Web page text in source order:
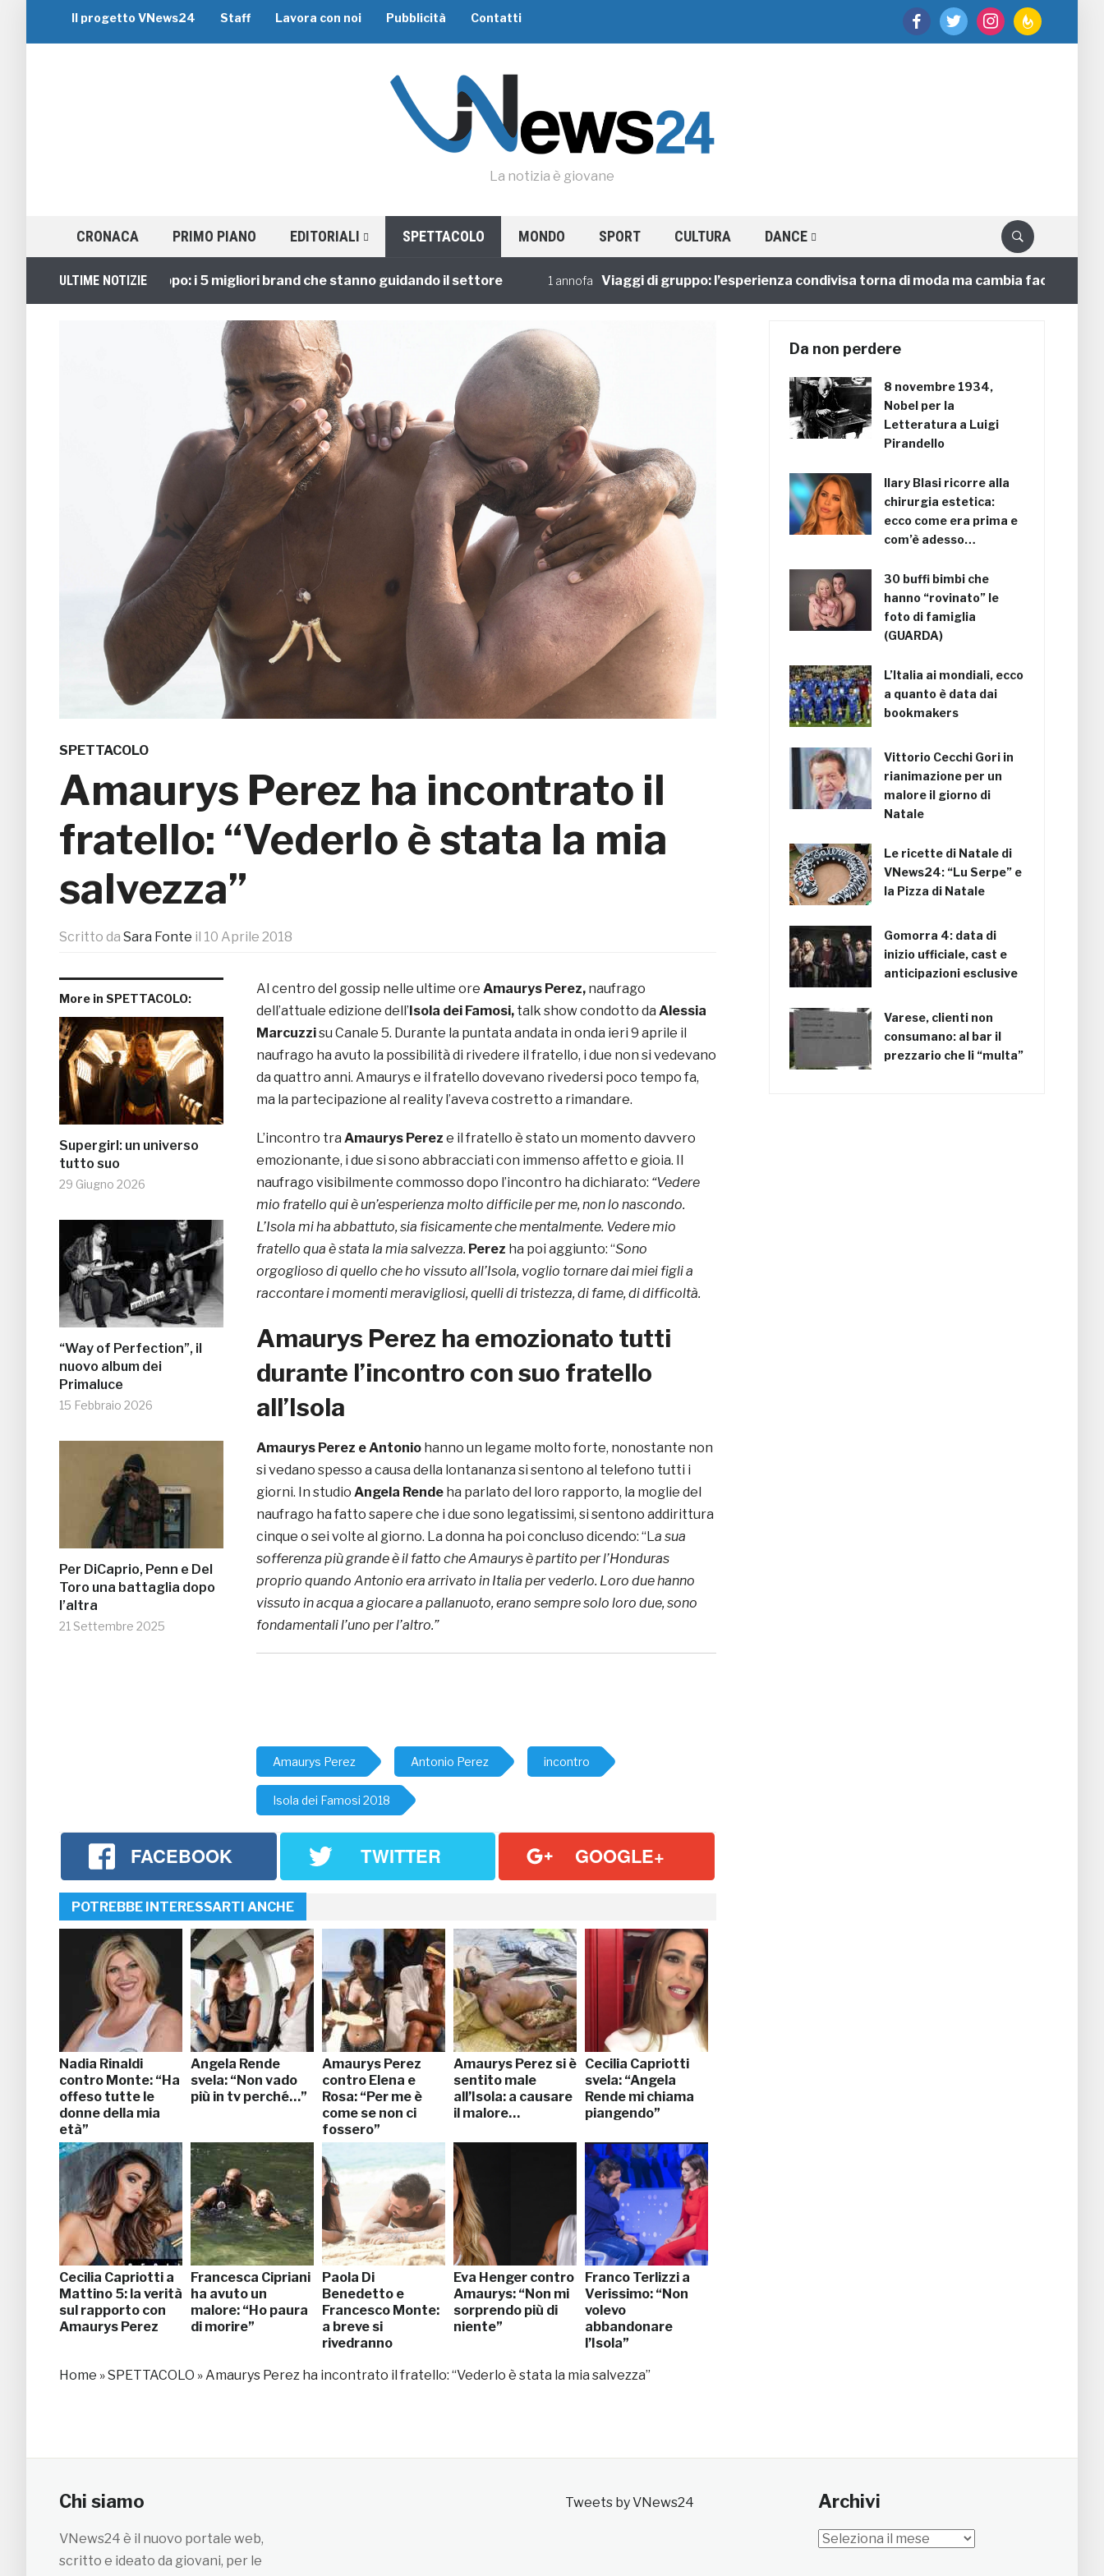
facebooktwitter instagramfeedburner
Il progetto VNews24 Staff Lavora con noi Pubblicità Contatti
La notizia è giovane
CRONACA PRIMO PIANO EDITORIALI SPETTACOLO MONDO SPORT CULTURA DANCE
ULTIME NOTIZIE
Viaggi di Gruppo: i 5 migliori brand che stanno guidando il settore 1 annofa Viaggi di gruppo: l’esperienza condivisa torna di moda ma cambia faccia
SPETTACOLO
Amaurys Perez ha incontrato il
fratello: “Vederlo è stata la mia
salvezza”
Scritto da Sara Fonte il 10 Aprile 2018
More in SPETTACOLO:
Supergirl: un universo
tutto suo
29 Giugno 2026
“Way of Perfection”, il
nuovo album dei
Primaluce
15 Febbraio 2026
Per DiCaprio, Penn e Del
Toro una battaglia dopo
l’altra
21 Settembre 2025
Al centro del gossip nelle ultime ore Amaurys Perez, naufrago
dell’attuale edizione dell’Isola dei Famosi, talk show condotto da Alessia
Marcuzzisu Canale 5. Durante la puntata andata in onda ieri 9 aprile il
naufrago ha avuto la possibilità di rivedere il fratello, i due non si vedevano
da quattro anni. Amaurys e il fratello dovevano rivedersi poco tempo fa,
ma la partecipazione al reality l’aveva costretto a rimandare.
L’incontro tra Amaurys Perez e il fratello è stato un momento davvero
emozionante, i due si sono abbracciati con immenso affetto e gioia. Il
naufrago visibilmente commosso dopo l’incontro ha dichiarato: “Vedere
mio fratello qui è un’esperienza molto difficile per me, non lo nascondo.
L’Isola mi ha abbattuto, sia fisicamente che mentalmente. Vedere mio
fratello qua è stata la mia salvezza. Perez ha poi aggiunto: “Sono
orgoglioso di quello che ho vissuto all’Isola, voglio tornare dai miei figli a
raccontare i momenti meravigliosi, quelli di tristezza, di fame, di difficoltà.
Amaurys Perez ha emozionato tutti
durante l’incontro con suo fratello
all’Isola
Amaurys Perez e Antonio hanno un legame molto forte, nonostante non
si vedano spesso a causa della lontananza si sentono al telefono tutti i
giorni. In studio Angela Rende ha parlato del loro rapporto, la moglie del
naufrago ha fatto sapere che i due sono legatissimi, si sentono addirittura
cinque o sei volte al giorno. La donna ha poi concluso dicendo: “La sua
sofferenza più grande è il fatto che Amaurys è partito per l’Honduras
proprio quando Antonio era arrivato in Italia per vederlo. Loro due hanno
vissuto in acqua a giocare a pallanuoto, erano sempre solo loro due, sono
fondamentali l’uno per l’altro.”
Amaurys Perez Antonio Perez incontro
Isola dei Famosi 2018
FACEBOOK TWITTER GOOGLE+
POTREBBE INTERESSARTI ANCHE
Nadia Rinaldi
contro Monte: “Ha
offeso tutte le
donne della mia
età”
Angela Rende
svela: “Non vado
più in tv perché…”
Amaurys Perez
contro Elena e
Rosa: “Per me è
come se non ci
fossero”
Amaurys Perez si è
sentito male
all’Isola: a causare
il malore…
Cecilia Capriotti
svela: “Angela
Rende mi chiama
piangendo”
Cecilia Capriotti a
Mattino 5: la verità
sul rapporto con
Amaurys Perez
Francesca Cipriani
ha avuto un
malore: “Ho paura
di morire”
Paola Di
Benedetto e
Francesco Monte:
a breve si
rivedranno
Eva Henger contro
Amaurys: “Non mi
sorprendo più di
niente”
Franco Terlizzi a
Verissimo: “Non
volevo
abbandonare
l’Isola”
Home »SPETTACOLO » Amaurys Perez ha incontrato il fratello: “Vederlo è stata la mia salvezza”
Da non perdere
8 novembre 1934,
Nobel per la
Letteratura a Luigi
Pirandello
Ilary Blasi ricorre alla
chirurgia estetica:
ecco come era prima e
com’è adesso…
30 buffi bimbi che
hanno “rovinato” le
foto di famiglia
(GUARDA)
L’Italia ai mondiali, ecco
a quanto è data dai
bookmakers
Vittorio Cecchi Gori in
rianimazione per un
malore il giorno di
Natale
Le ricette di Natale di
VNews24: “Lu Serpe” e
la Pizza di Natale
Gomorra 4: data di
inizio ufficiale, cast e
anticipazioni esclusive
Varese, clienti non
consumano: al bar il
prezzario che li “multa”
Chi siamo
VNews24 è il nuovo portale web,
scritto e ideato da giovani, per le
Tweets by VNews24 Archivi
Archivi